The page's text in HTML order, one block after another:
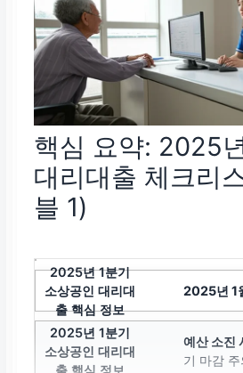
핵심 요약: 2025
대리대출 체크리
블 1)
2025년 1
예산 소진
기 마감 주